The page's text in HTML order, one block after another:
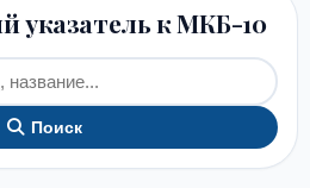
указатель к МКБ-10
Поиск